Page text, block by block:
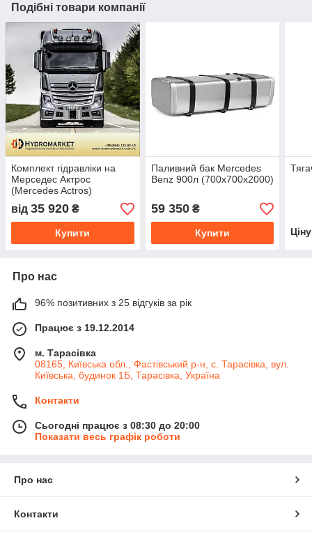
Подібні товари компанії
Комплект гідравліки на
Мерседес Актрос
(Mercedes Actros)
від 35 920 ₴
Купити
Паливний бак Mercedes
Benz 900л (700х700х2000)
59 350₴
Купити
Про нас
96% позитивних з 25 відгуків за рік
Працює з 19.12.2014
м. Тарасівка
08165, Київська обл., Фастівський р-н, с. Тарасівка, вул.
Київська, будинок 1Б, Тарасівка, Україна
Контакти
Сьогодні працює з 08:30 до 20:00
Показати весь графік роботи
Про нас
Контакти